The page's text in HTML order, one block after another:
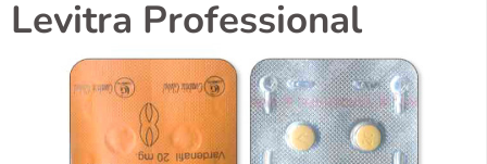
Levitra Professional